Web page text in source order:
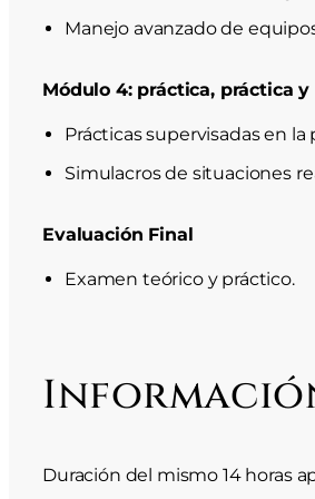
Manejo avanzado de
Módulo 4: práctica, práctica
Prácticas supervisadas en la
Simulacros de situaciones
Evaluación Final
Examen teórico y práctico.
Duración del mismo 14 horas